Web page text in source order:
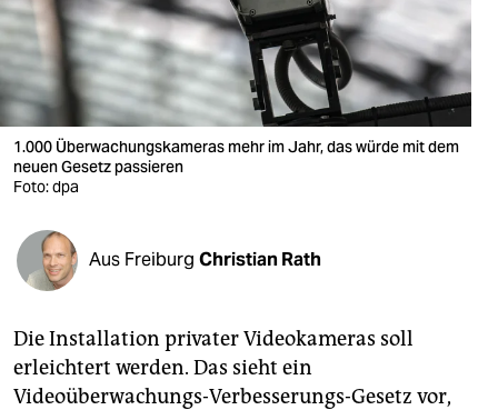
wahrheit
verlag
verlag
veranstaltungen
fragen & hilfe
abo
genossenschaft
1.000 Überwachungskameras mehr im Jahr, das würde mit dem
neuen Gesetz passieren
Foto: dpa
Aus Freiburg Christian Rath
Die Installation privater Videokameras soll
erleichtert werden. Das sieht ein
Videoüberwachungs-Verbesserungs-Gesetz vor,